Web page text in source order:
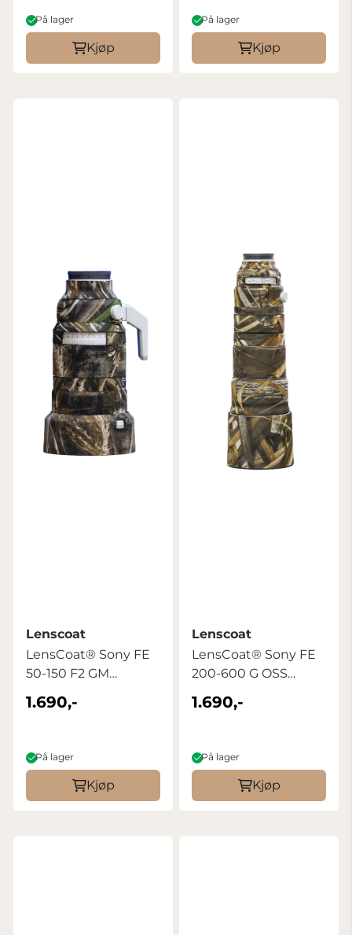
På lager
Kjøp
På lager
Kjøp
Lenscoat
LensCoat® Sony FE
50-150 F2 GM
Realtree Max5
1.690,-
På lager
Kjøp
Lenscoat
LensCoat® Sony FE
200-600 G OSS
Realtree Max5
1.690,-
På lager
Kjøp